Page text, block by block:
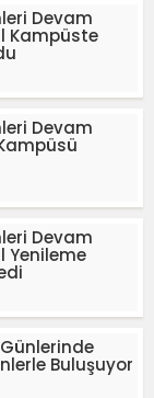
Devam
Kampüste
Devam
Devam
Yenileme
Günlerinde
Buluşuyor